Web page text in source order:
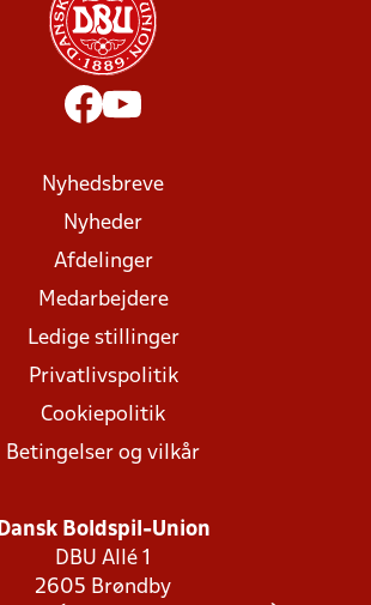
Nyhedsbreve
Nyheder
Afdelinger
Medarbejdere
Ledige stillinger
Privatlivspolitik
Cookiepolitik
Betingelser og vilkår
Dansk Boldspil-Union
DBU Allé 1
2605 Brøndby